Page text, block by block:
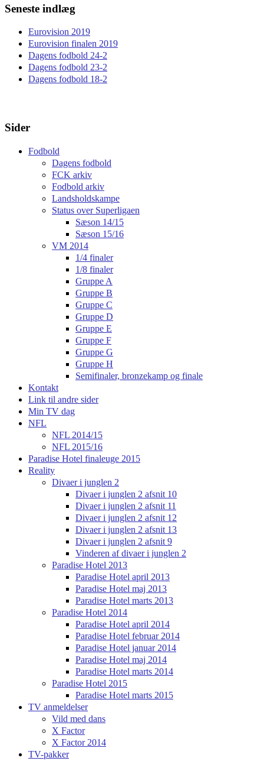
Seneste indlæg
Eurovision 2019
Eurovision finalen 2019
Dagens fodbold 24-2
Dagens fodbold 23-2
Dagens fodbold 18-2
Sider
Fodbold
Dagens fodbold
FCK arkiv
Fodbold arkiv
Landsholdskampe
Status over Superligaen
Sæson 14/15
Sæson 15/16
VM 2014
1/4 finaler
1/8 finaler
Gruppe A
Gruppe B
Gruppe C
Gruppe D
Gruppe E
Gruppe F
Gruppe G
Gruppe H
Semifinaler, bronzekamp og finale
Kontakt
Link til andre sider
Min TV dag
NFL
NFL 2014/15
NFL 2015/16
Paradise Hotel finaleuge 2015
Reality
Divaer i junglen 2
Divaer i junglen 2 afsnit 10
Divaer i junglen 2 afsnit 11
Divaer i junglen 2 afsnit 12
Divaer i junglen 2 afsnit 13
Divaer i junglen 2 afsnit 9
Vinderen af divaer i junglen 2
Paradise Hotel 2013
Paradise Hotel april 2013
Paradise Hotel maj 2013
Paradise Hotel marts 2013
Paradise Hotel 2014
Paradise Hotel april 2014
Paradise Hotel februar 2014
Paradise Hotel januar 2014
Paradise Hotel maj 2014
Paradise Hotel marts 2014
Paradise Hotel 2015
Paradise Hotel marts 2015
TV anmeldelser
Vild med dans
X Factor
X Factor 2014
TV-pakker